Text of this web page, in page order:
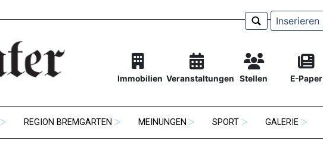
Inserieren
Immobilien Veranstaltungen Stellen E-Paper
REGION BREMGARTEN MEINUNGEN SPORT GALERIE